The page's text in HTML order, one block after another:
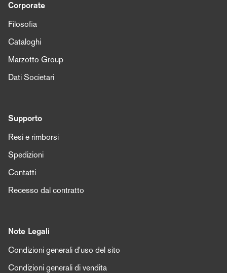
Corporate
Filosofia
Cataloghi
Marzotto Group
Dati Societari
Supporto
Resi e rimborsi
Spedizioni
Contatti
Recesso dal contratto
Note Legali
Condizioni generali d'uso del sito
Condizioni generali di vendita